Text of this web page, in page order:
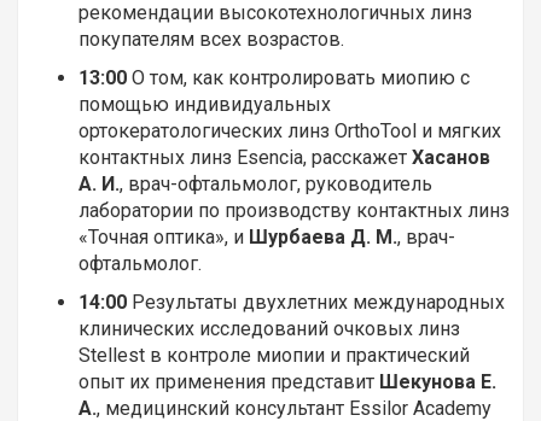
рекомендации высокотехнологичных линз
покупателям всех возрастов.
13:00 О том, как контролировать миопию с
помощью индивидуальных
ортокератологических линз OrthoTool и мягких
контактных линз Esencia, расскажет Хасанов
А. И., врач-офтальмолог, руководитель
лаборатории по производству контактных линз
«Точная оптика», и Шурбаева Д. М., врач-
офтальмолог.
14:00 Результаты двухлетних международных
клинических исследований очковых линз
Stellest в контроле миопии и практический
опыт их применения представит Шекунова Е.
А., медицинский консультант Essilor Academy